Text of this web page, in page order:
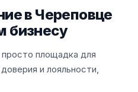
в Череповце
бизнесу
площадка для
и лояльности,